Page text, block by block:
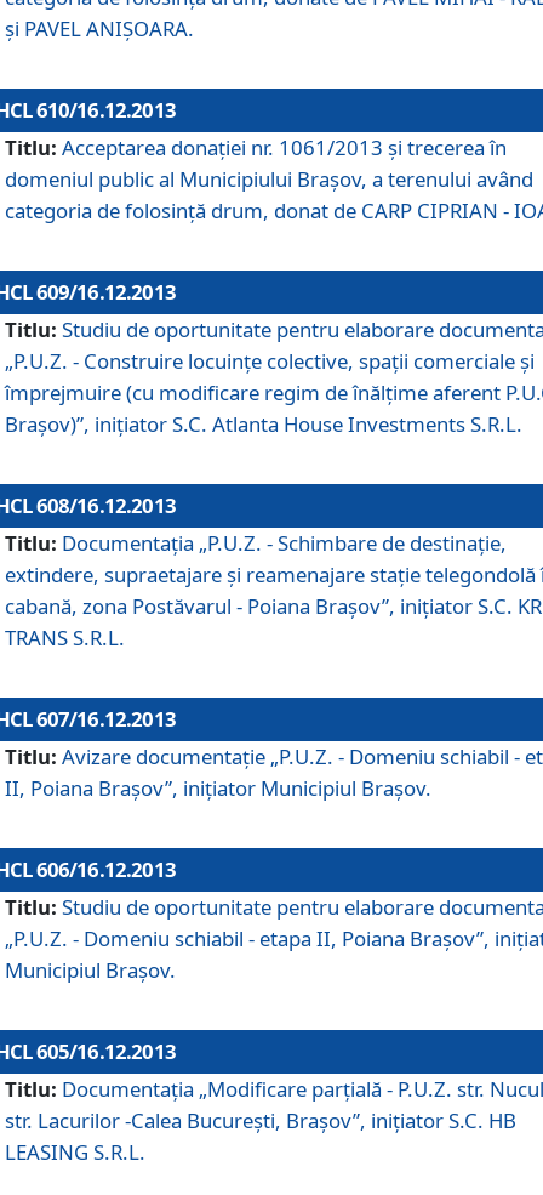
şi PAVEL ANIŞOARA.
610/16.12.2013
Titlu: Acceptarea donaţiei nr. 1061/2013 şi trecerea în
domeniul public al Municipiului Braşov, a terenului având
categoria de folosinţă drum, donat de CARP CIPRIAN -
609/16.12.2013
Titlu: Studiu de oportunitate pentru elaborare
„P.U.Z. - Construire locuinţe colective, spaţii comerciale şi
împrejmuire (cu modificare regim de înălţime aferent
Braşov)”, iniţiator S.C. Atlanta House Investments S.R.L.
608/16.12.2013
Titlu: Documentaţia „P.U.Z. - Schimbare de destinaţie,
extindere, supraetajare şi reamenajare staţie telegondolă
cabană, zona Postăvarul - Poiana Braşov”, iniţiator S.C.
TRANS S.R.L.
607/16.12.2013
Titlu: Avizare documentaţie „P.U.Z. - Domeniu schiabil -
II, Poiana Braşov”, iniţiator Municipiul Braşov.
606/16.12.2013
Titlu: Studiu de oportunitate pentru elaborare
„P.U.Z. - Domeniu schiabil - etapa II, Poiana Braşov”,
Municipiul Braşov.
605/16.12.2013
Titlu: Documentaţia „Modificare parţială - P.U.Z. str.
str. Lacurilor -Calea Bucureşti, Braşov”, iniţiator S.C. HB
LEASING S.R.L.